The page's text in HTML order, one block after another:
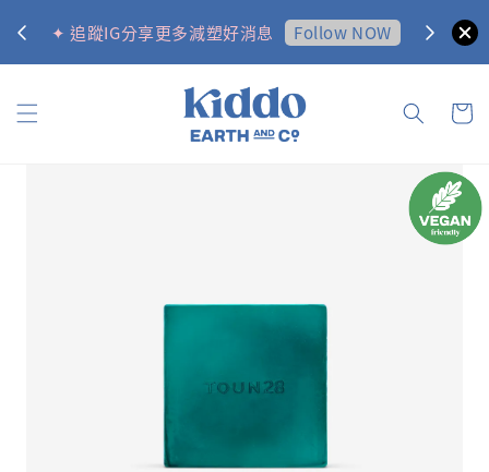
✦ 追蹤IG分享更多減塑好消息 Follow NOW ✦ 訂購